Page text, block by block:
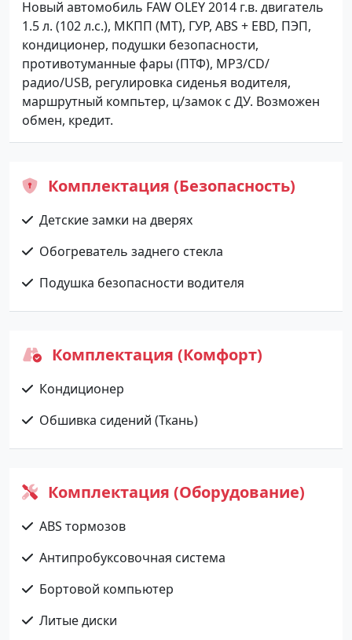
Новый автомобиль FAW OLEY 2014 г.в. двигатель
1.5 л. (102 л.с.), МКПП (МТ), ГУР, ABS + EBD, ПЭП,
кондиционер, подушки безопасности,
противотуманные фары (ПТФ), MP3/CD/
радио/USB, регулировка сиденья водителя,
маршрутный компьтер, ц/замок с ДУ. Возможен
обмен, кредит.
Комплектация (Безопасность)
Детские замки на дверях
Обогреватель заднего стекла
Подушка безопасности водителя
Комплектация (Комфорт)
Кондиционер
Обшивка сидений (Ткань)
Комплектация (Оборудование)
ABS тормозов
Антипробуксовочная система
Бортовой компьютер
Литые диски